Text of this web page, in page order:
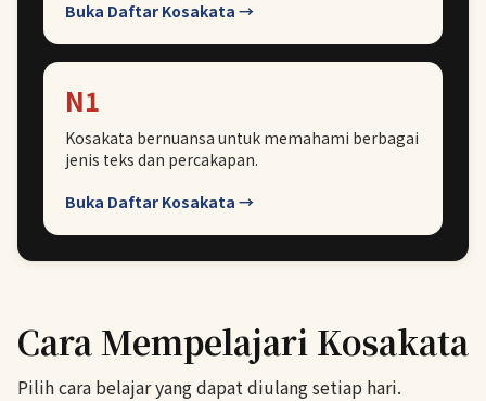
Buka Daftar Kosakata →
N1
Kosakata bernuansa untuk memahami berbagai
jenis teks dan percakapan.
Buka Daftar Kosakata →
Cara Mempelajari Kosakata
Pilih cara belajar yang dapat diulang setiap hari.